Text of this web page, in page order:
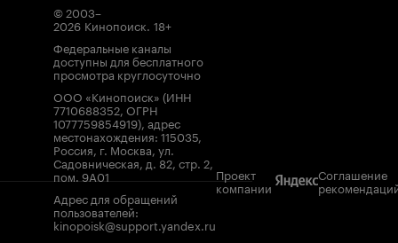
© 2003–
2026 Кинопоиск. 18+
Федеральные каналы
доступны для бесплатного
просмотра круглосуточно
ООО «Кинопоиск» (ИНН
7710688352, ОГРН
1077759854919), адрес
местонахождения: 115035,
Россия, г. Москва, ул.
Садовническая, д. 82, стр. 2,
пом. 9А01
Адрес для обращений
пользователей:
kinopoisk@support.yandex.ru
Проект
компании
Соглашение